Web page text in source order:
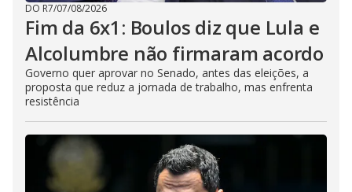
DO R7/07/08/2026
Fim da 6x1: Boulos diz que Lula e
Alcolumbre não firmaram acordo
Governo quer aprovar no Senado, antes das eleições, a
proposta que reduz a jornada de trabalho, mas enfrenta
resistência